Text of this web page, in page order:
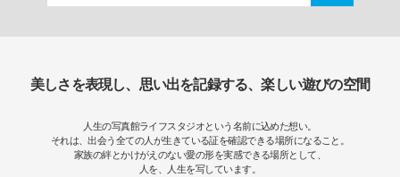
美しさを表現し、思い出を記録する、楽しい遊びの空間
人生の写真館ライフスタジオという名前に込めた想い。
それは、出会う全ての人が生きている証を確認できる場所になること。
家族の絆とかけがえのない愛の形を実感できる場所として、
人を、人生を写しています。